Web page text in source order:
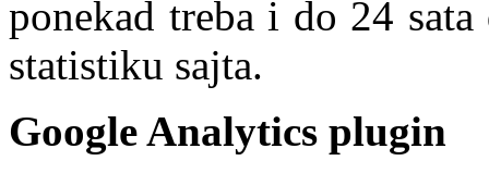
ponekad treba i do 24
statistiku sajta.
Google Analytics plugin